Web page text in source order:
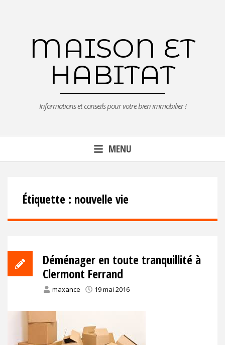
MAISON ET
HABITAT
Informations et conseils pour votre bien immobilier !
MENU
Étiquette : nouvelle vie
Déménager en toute tranquillité à
Clermont Ferrand
maxance 19 mai 2016